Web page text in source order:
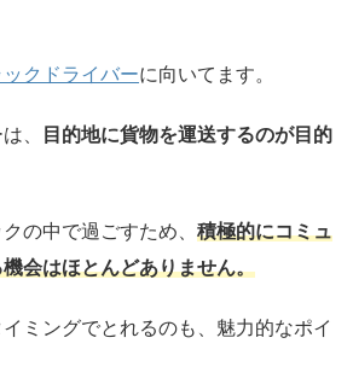
ックドライバーに向いてます。
、
目的地に貨物を運送するのが目的
の中で過ごすため、 積極的にコミュ
会はほとんどありません。
ミングでとれるのも、魅力的なポイ